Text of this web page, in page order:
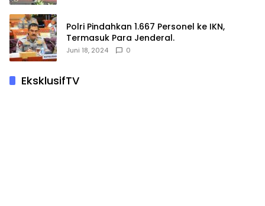
Polri Pindahkan 1.667 Personel ke IKN,
Termasuk Para Jenderal.
Juni 18, 2024 0
EksklusifTV